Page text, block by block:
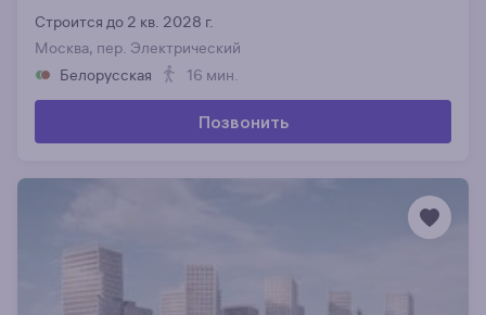
Строится до 2 кв. 2028 г.
Москва, пер. Электрический
Белорусская
16 мин.
Позвонить